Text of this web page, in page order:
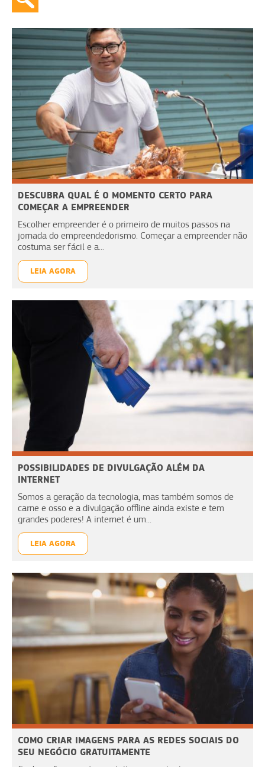
DESCUBRA QUAL É O MOMENTO CERTO PARA
COMEÇAR A EMPREENDER
Escolher empreender é o primeiro de muitos passos na
jornada do empreendedorismo. Começar a empreender não
costuma ser fácil e a...
LEIA AGORA
POSSIBILIDADES DE DIVULGAÇÃO ALÉM DA
INTERNET
Somos a geração da tecnologia, mas também somos de
carne e osso e a divulgação offline ainda existe e tem
grandes poderes! A internet é um...
LEIA AGORA
COMO CRIAR IMAGENS PARA AS REDES SOCIAIS DO
SEU NEGÓCIO GRATUITAMENTE